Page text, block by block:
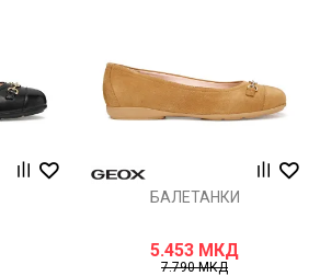
БАЛЕТАНКИ
5.453 МКД
7.790МКД